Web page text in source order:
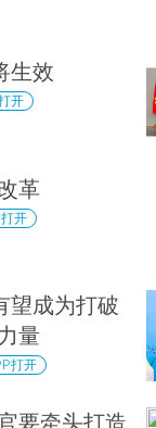
生效
开
革
开
望成为打破
量
打开
要牵头打造